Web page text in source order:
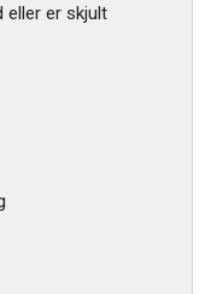
eller er skjult